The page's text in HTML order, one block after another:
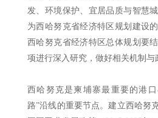
发、环境保护、宜居品质与智慧
为西哈努克省经济特区规划建设
西哈努克省经济特区总体规划要
项进行深入研究，做好相关机制与
西哈努克是柬埔寨最重要的港
路”沿线的重要节点。建立西哈努